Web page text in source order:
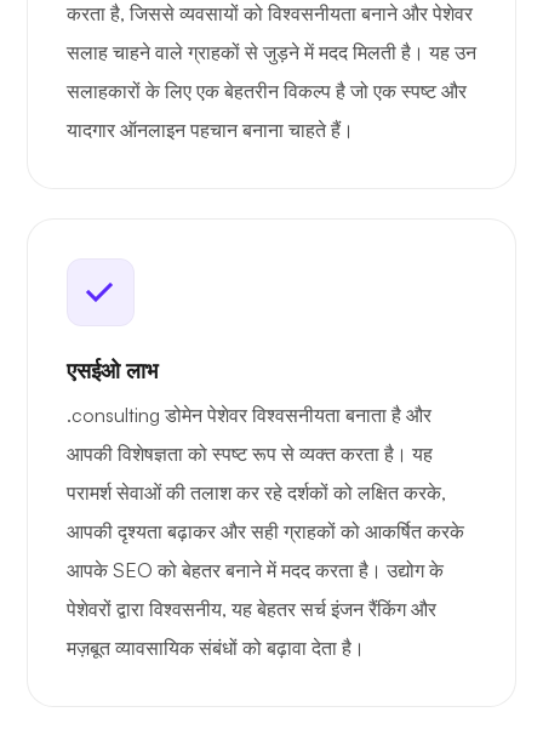
करता है, जिससे व्यवसायों को विश्वसनीयता बनाने और पेशेवर
सलाह चाहने वाले ग्राहकों से जुड़ने में मदद मिलती है। यह उन
सलाहकारों के लिए एक बेहतरीन विकल्प है जो एक स्पष्ट और
यादगार ऑनलाइन पहचान बनाना चाहते हैं।
एसईओ लाभ
.consulting डोमेन पेशेवर विश्वसनीयता बनाता है और
आपकी विशेषज्ञता को स्पष्ट रूप से व्यक्त करता है। यह
परामर्श सेवाओं की तलाश कर रहे दर्शकों को लक्षित करके,
आपकी दृश्यता बढ़ाकर और सही ग्राहकों को आकर्षित करके
आपके SEO को बेहतर बनाने में मदद करता है। उद्योग के
पेशेवरों द्वारा विश्वसनीय, यह बेहतर सर्च इंजन रैंकिंग और
मज़बूत व्यावसायिक संबंधों को बढ़ावा देता है।